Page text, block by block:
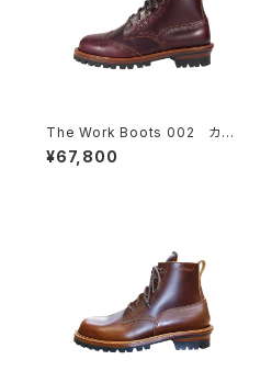
The Work Boots 002 カン
トリーブーツ クロムエクセル
レザー ４colors
¥67,800